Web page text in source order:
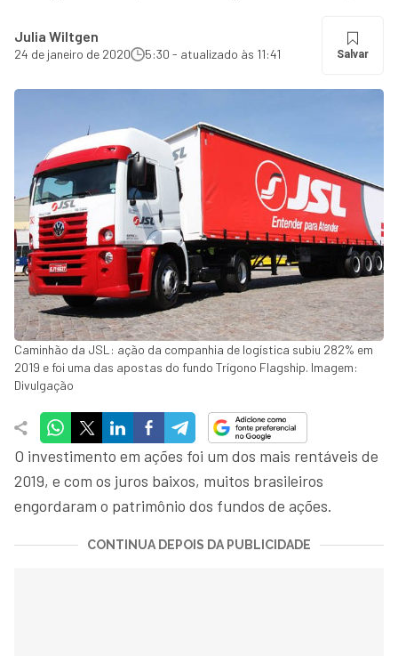
Julia Wiltgen
24 de janeiro de 2020 5:30 - atualizado às 11:41 Salvar
Caminhão da JSL: ação da companhia de logística subiu 282% em
2019 e foi uma das apostas do fundo Trígono Flagship. Imagem:
Divulgação
O investimento em ações foi um dos mais rentáveis de
2019, e com os juros baixos, muitos brasileiros
engordaram o patrimônio dos fundos de ações.
CONTINUA DEPOIS DA PUBLICIDADE